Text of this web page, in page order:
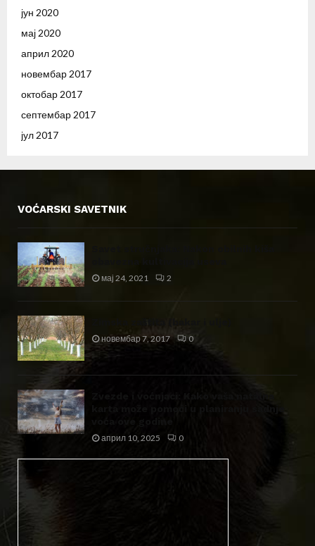
јун 2020
мај 2020
април 2020
новембар 2017
октобар 2017
септембар 2017
јул 2017
VOĆARSKI SAVETNIK
мај 24, 2021 2
новембар 7, 2017 0
април 10, 2025 0